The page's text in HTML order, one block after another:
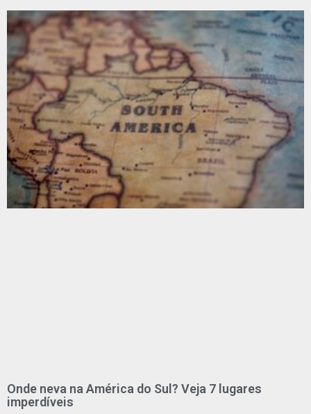
Onde neva na América do Sul? Veja 7 lugares
imperdíveis